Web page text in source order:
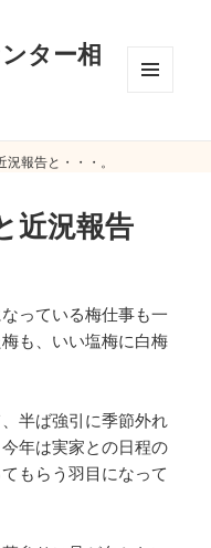
ター相
報告と・・・。
近況報告
っている梅仕事も一
も、いい塩梅に白梅
半ば強引に季節外れ
年は実家との日程の
もらう羽目になって